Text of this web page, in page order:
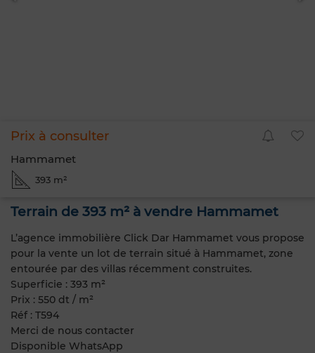
Prix à consulter
Hammamet
393 m²
Terrain de 393 m² à vendre Hammamet
L’agence immobilière Click Dar Hammamet vous propose
pour la vente un lot de terrain situé à Hammamet, zone
entourée par des villas récemment construites.
Superficie : 393 m²
Prix : 550 dt / m²
Réf : T594
Merci de nous contacter
Disponible WhatsApp